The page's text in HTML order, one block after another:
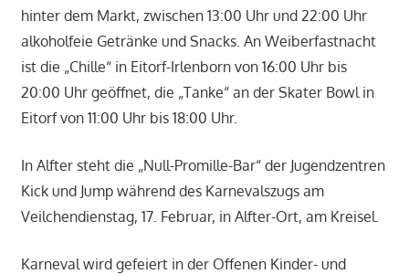
hinter dem Markt, zwischen 13:00 Uhr und 22:00 Uhr
alkoholfeie Getränke und Snacks. An Weiberfastnacht
ist die „Chille“ in Eitorf-Irlenborn von 16:00 Uhr bis
20:00 Uhr geöffnet, die „Tanke“ an der Skater Bowl in
Eitorf von 11:00 Uhr bis 18:00 Uhr.
In Alfter steht die „Null-Promille-Bar“ der Jugendzentren
Kick und Jump während des Karnevalszugs am
Veilchendienstag, 17. Februar, in Alfter-Ort, am Kreisel.
Karneval wird gefeiert in der Offenen Kinder- und